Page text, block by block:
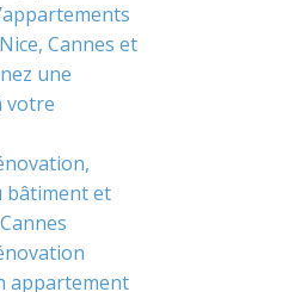
Cannes et
une
votre
bâtiment et
appartement